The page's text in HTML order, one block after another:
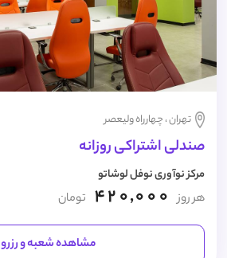
تهران ، چهارراه ولیعصر
صندلی اشتراکی روزانه
مرکز نوآوری نوفل لوشاتو
هر روز 420,000 تومان
مشاهده شعبه و رزرو